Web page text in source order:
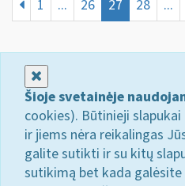
1 ... 26 27 28 ...
Šioje svetainėje
cookies). Būtinieji
ir jiems nėra reikalingas
galite sutikti ir su kitų
sutikimą bet kada